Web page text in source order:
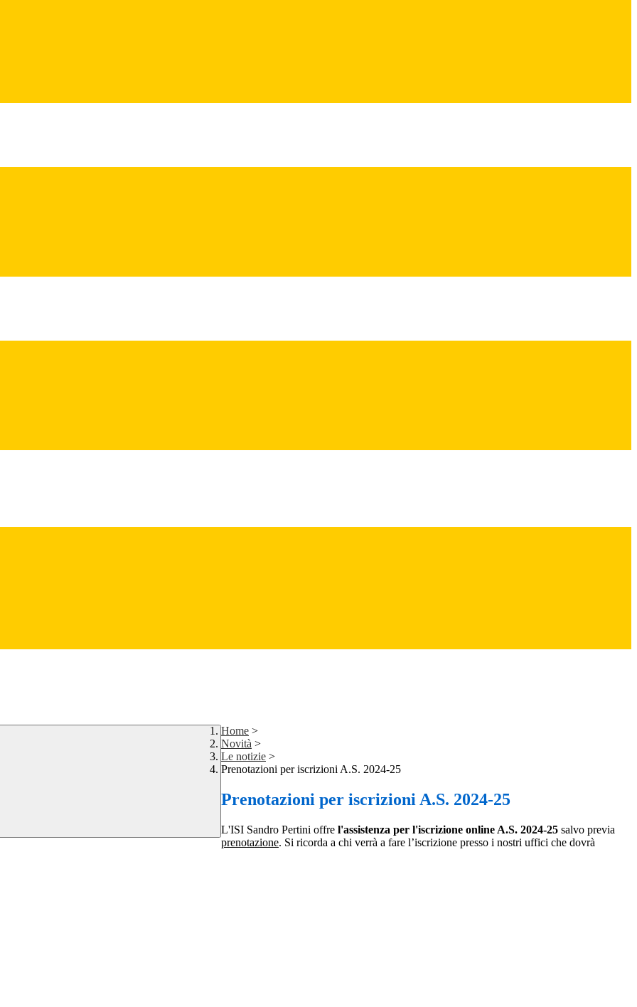
Home >
Novità >
Le notizie >
Prenotazioni per iscrizioni A.S. 2024-25
Prenotazioni per iscrizioni A.S. 2024-25
L'ISI Sandro Pertini offre l'assistenza per l'iscrizione online A.S. 2024-25 salvo previa
prenotazione. Si ricorda a chi verrà a fare l’iscrizione presso i nostri uffici che dovrà